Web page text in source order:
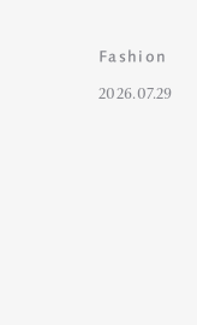
Fashion
2026.07.29